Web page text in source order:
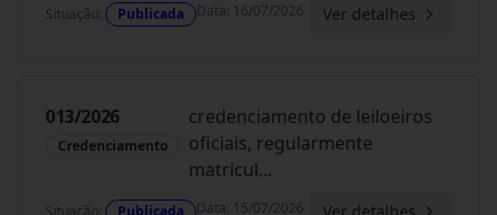
Situação: Publicada Data: 16/07/2026 Ver detalhes
013/2026
Credenciamento
credenciamento de leiloeiros
oficiais, regularmente
matricul...
Situação: Publicada Data: 15/07/2026